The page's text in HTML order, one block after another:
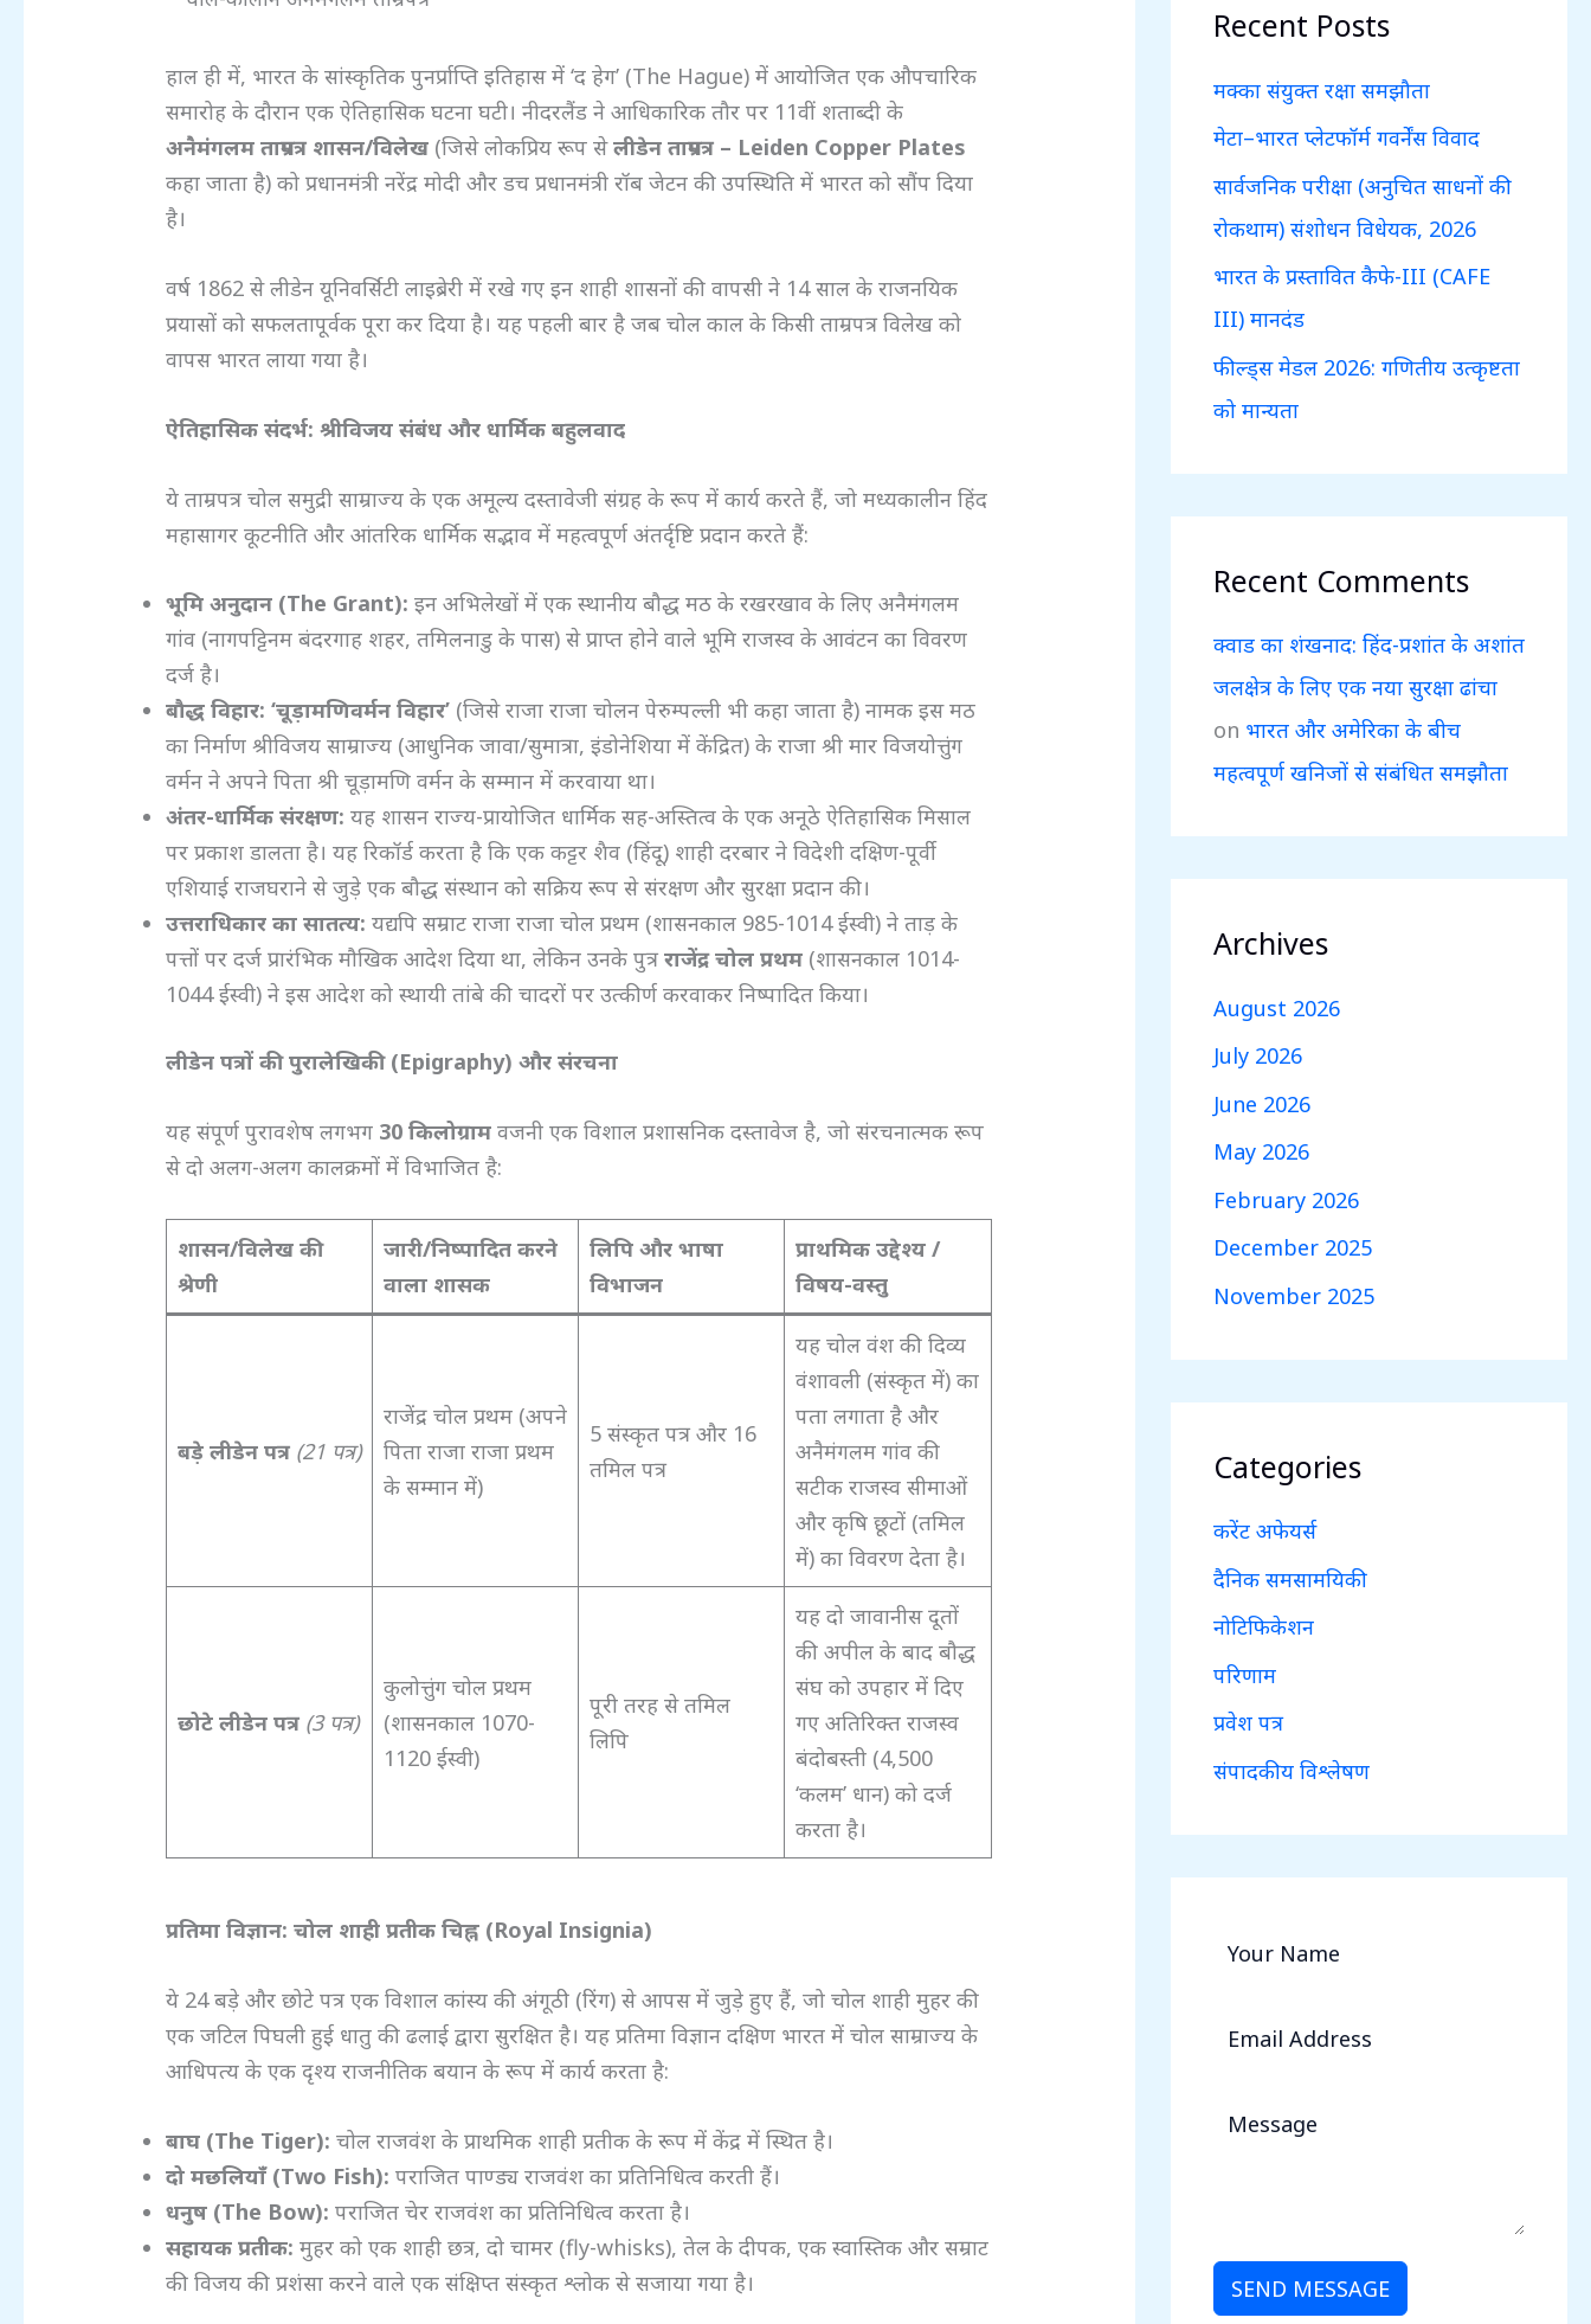
हाल ही में, भारत के सांस्कृतिक पुनर्प्राप्ति इतिहास में ‘द हेग’ (The Hague) में आयोजित एक औपचारिक
समारोह के दौरान एक ऐतिहासिक घटना घटी। नीदरलैंड ने आधिकारिक तौर पर 11वीं शताब्दी के
अनैमंगलम ताम्रपत्र शासन/विलेख (जिसे लोकप्रिय रूप सेलीडेन ताम्रपत्र – Leiden Copper Plates
कहा जाता है) को प्रधानमंत्री नरेंद्र मोदी और डच प्रधानमंत्री रॉब जेटन की उपस्थिति में भारत को सौंप दिया
है।
वर्ष 1862 से लीडेन यूनिवर्सिटी लाइब्रेरी में रखे गए इन शाही शासनों की वापसी ने 14 साल के राजनयिक
प्रयासों को सफलतापूर्वक पूरा कर दिया है। यह पहली बार है जब चोल काल के किसी ताम्रपत्र विलेख को
वापस भारत लाया गया है।
ऐतिहासिक संदर्भ: श्रीविजय संबंध और धार्मिक बहुलवाद
ये ताम्रपत्र चोल समुद्री साम्राज्य के एक अमूल्य दस्तावेजी संग्रह के रूप में कार्य करते हैं, जो मध्यकालीन हिंद
महासागर कूटनीति और आंतरिक धार्मिक सद्भाव में महत्वपूर्ण अंतर्दृष्टि प्रदान करते हैं:
भूमि अनुदान (The Grant): इन अभिलेखों में एक स्थानीय बौद्ध मठ के रखरखाव के लिए अनैमंगलम
गांव (नागपट्टिनम बंदरगाह शहर, तमिलनाडु के पास) से प्राप्त होने वाले भूमि राजस्व के आवंटन का विवरण
दर्ज है।
बौद्ध विहार: ‘चूड़ामणिवर्मन विहार’ (जिसे राजा राजा चोलन पेरुम्पल्ली भी कहा जाता है) नामक इस मठ
का निर्माण श्रीविजय साम्राज्य (आधुनिक जावा/सुमात्रा, इंडोनेशिया में केंद्रित) के राजा श्री मार विजयोत्तुंग
वर्मन ने अपने पिता श्री चूड़ामणि वर्मन के सम्मान में करवाया था।
अंतर-धार्मिक संरक्षण: यह शासन राज्य-प्रायोजित धार्मिक सह-अस्तित्व के एक अनूठे ऐतिहासिक मिसाल
पर प्रकाश डालता है। यह रिकॉर्ड करता है कि एक कट्टर शैव (हिंदू) शाही दरबार ने विदेशी दक्षिण-पूर्वी
एशियाई राजघराने से जुड़े एक बौद्ध संस्थान को सक्रिय रूप से संरक्षण और सुरक्षा प्रदान की।
उत्तराधिकार का सातत्य: यद्यपि सम्राट राजा राजा चोल प्रथम (शासनकाल 985-1014 ईस्वी) ने ताड़ के
पत्तों पर दर्ज प्रारंभिक मौखिक आदेश दिया था, लेकिन उनके पुत्रराजेंद्र चोल प्रथम (शासनकाल 1014-
1044 ईस्वी) ने इस आदेश को स्थायी तांबे की चादरों पर उत्कीर्ण करवाकर निष्पादित किया।
लीडेन पत्रों की पुरालेखिकी (Epigraphy)और संरचना
यह संपूर्ण पुरावशेष लगभग 30किलोग्राम वजनी एक विशाल प्रशासनिक दस्तावेज है, जो संरचनात्मक रूप
से दो अलग-अलग कालक्रमों में विभाजित है:
शासन/विलेख की
श्रेणी
जारी/निष्पादित करने
वाला शासक
लिपि और भाषा
विभाजन
प्राथमिक उद्देश्य /
विषय-वस्तु
बड़े लीडेन पत्र (21 पत्र)
राजेंद्र चोल प्रथम (अपने
पिता राजा राजा प्रथम
के सम्मान में)
5 संस्कृत पत्र और 16
तमिल पत्र
यह चोल वंश की दिव्य
वंशावली (संस्कृत में) का
पता लगाता है और
अनैमंगलम गांव की
सटीक राजस्व सीमाओं
और कृषि छूटों (तमिल
में) का विवरण देता है।
छोटे लीडेन पत्र (3 पत्र)
कुलोत्तुंग चोल प्रथम
(शासनकाल 1070-
1120 ईस्वी)
पूरी तरह से तमिल
लिपि
यह दो जावानीस दूतों
की अपील के बाद बौद्ध
संघ को उपहार में दिए
गए अतिरिक्त राजस्व
बंदोबस्ती (4,500
‘कलम’ धान) को दर्ज
करता है।
प्रतिमा विज्ञान: चोल शाही प्रतीक चिह्न (Royal Insignia)
ये 24 बड़े और छोटे पत्र एक विशाल कांस्य की अंगूठी (रिंग) से आपस में जुड़े हुए हैं, जो चोल शाही मुहर की
एक जटिल पिघली हुई धातु की ढलाई द्वारा सुरक्षित है। यह प्रतिमा विज्ञान दक्षिण भारत में चोल साम्राज्य के
आधिपत्य के एक दृश्य राजनीतिक बयान के रूप में कार्य करता है:
बाघ (The Tiger): चोल राजवंश के प्राथमिक शाही प्रतीक के रूप में केंद्र में स्थित है।
दो मछलियाँ (Two Fish): पराजित पाण्ड्य राजवंश का प्रतिनिधित्व करती हैं।
धनुष (The Bow): पराजित चेर राजवंश का प्रतिनिधित्व करता है।
सहायक प्रतीक: मुहर को एक शाही छत्र, दो चामर (fly-whisks), तेल के दीपक, एक स्वास्तिक और सम्राट
की विजय की प्रशंसा करने वाले एक संक्षिप्त संस्कृत श्लोक से सजाया गया है।
h
f
o
Recent Posts
मक्का संयुक्त रक्षा समझौता
मेटा–भारत प्लेटफॉर्म गवर्नेंस विवाद
सार्वजनिक परीक्षा (अनुचित साधनों की
रोकथाम) संशोधन विधेयक, 2026
भारत के प्रस्तावित कैफे-III (CAFE
III) मानदंड
फील्ड्स मेडल 2026: गणितीय उत्कृष्टता
को मान्यता
Recent Comments
क्वाड का शंखनाद: हिंद-प्रशांत के अशांत
जलक्षेत्र के लिए एक नया सुरक्षा ढांचा
on भारत और अमेरिका के बीच
महत्वपूर्ण खनिजों से संबंधित समझौता
Archives
August 2026
July 2026
June 2026
May 2026
February 2026
December 2025
November 2025
Categories
करेंट अफेयर्स
दैनिक समसामयिकी
नोटिफिकेशन
परिणाम
प्रवेश पत्र
संपादकीय विश्लेषण
SEND MESSAGE